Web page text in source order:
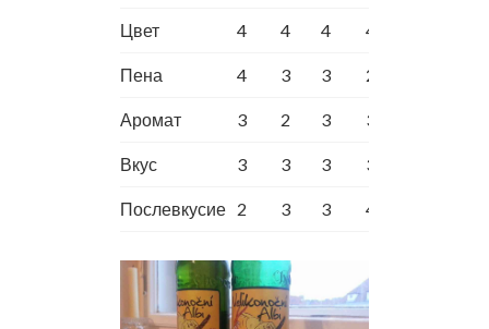
Цвет 4 4 4 4
Пена 4 3 3 2
Аромат 3 2 3 3
Вкус 3 3 3 3
Послевкусие 2 3 3 4